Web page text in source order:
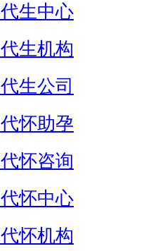
生中心
生机构
生公司
怀助孕
怀咨询
怀中心
怀机构